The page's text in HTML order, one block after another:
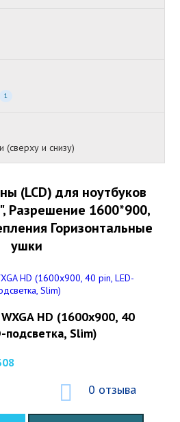
1
(сверху и снизу)
(LCD) для ноутбуков
Разрешение 1600*900,
Горизонтальные
ушки
HD (1600x900, 40
подсветка, Slim)
0 отзыва